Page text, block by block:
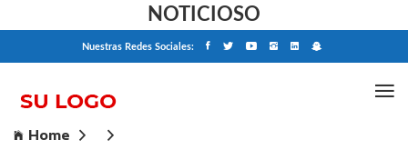
NOTICIOSO
Nuestras Redes Sociales:
Home